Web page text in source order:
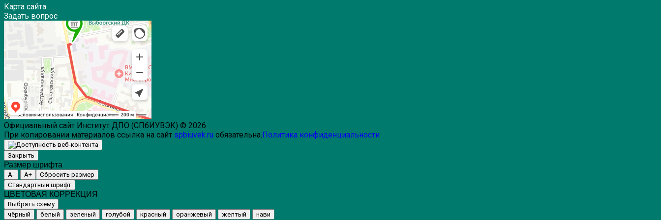
Карта сайта
Задать вопрос
Официальный сайт Институт ДПО (СПбИУВЭК) © 2026
При копировании материалов ссылка на сайт spbiuvek.ru обязательна. Политика конфиденциальности
Закрыть
Размер шрифта
A- A+
Сбросить размер
Стандартный шрифт
ЦВЕТОВАЯ КОРРЕКЦИЯ
Выбрать схему
чёрный
белый зеленый голубой красный оранжевый желтый нави